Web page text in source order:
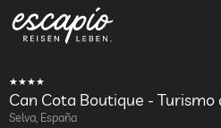
Can Cota Boutique -
Selva, España